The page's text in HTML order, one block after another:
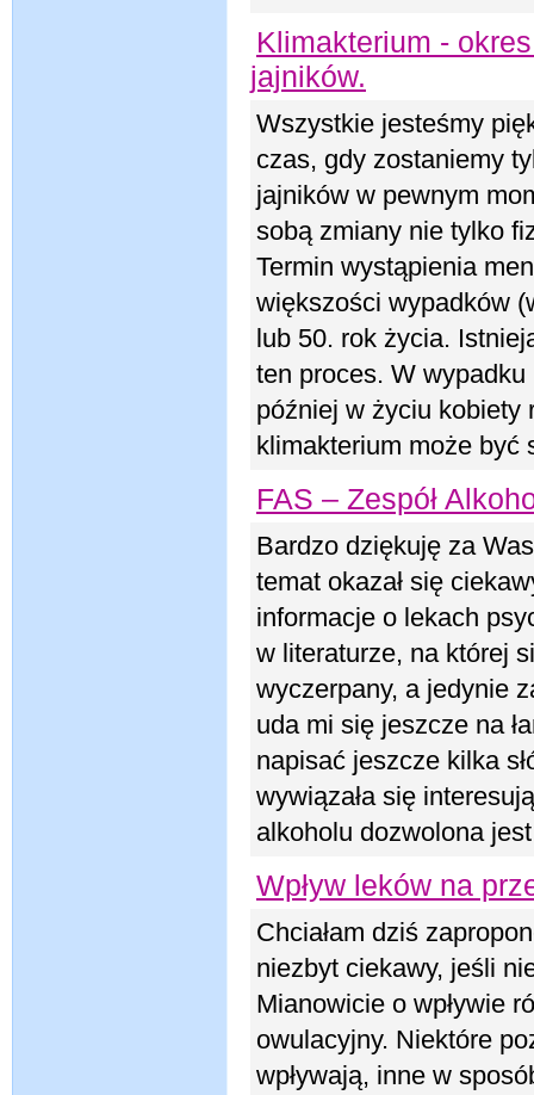
Klimakterium -
jajników.
Wszystkie jesteśmy
czas, gdy zostaniemy
jajników w pewnym
sobą zmiany nie tylko
Termin wystąpienia
większości wypadków
lub 50. rok życia.
ten proces. W
później w życiu kobiety
klimakterium może być
FAS – Zespół
Bardzo dziękuję za
temat okazał się
informacje o lekach
w literaturze, na której
wyczerpany, a jedynie
uda mi się jeszcze na
napisać jeszcze kilka
wywiązała się
alkoholu dozwolona
Wpływ leków na
Chciałam dziś
niezbyt ciekawy, jeśli
Mianowicie o wpływie
owulacyjny. Niektóre
wpływają, inne w